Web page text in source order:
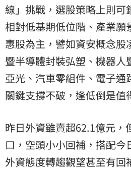
線」挑戰，選股策略上則可
相對低基期低位階、產業願
惠股為主，譬如資安概念
暨半導體封裝弘塑、機器人
亞光 、汽車零組件、電子
關鍵支撐不破，逢低倒是值
昨日外資雖賣超62.1億元，
口，空頭小小回補，搭配今
外資態度轉趨觀望甚至有回